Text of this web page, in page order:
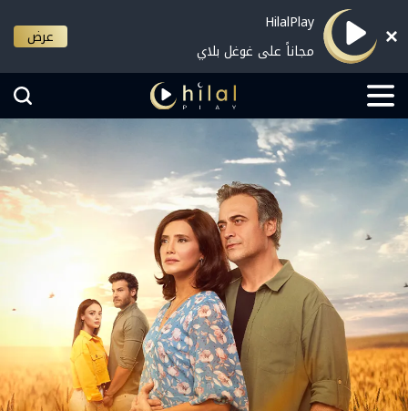
HilalPlay
مجاناً على غوغل بلاي
عرض